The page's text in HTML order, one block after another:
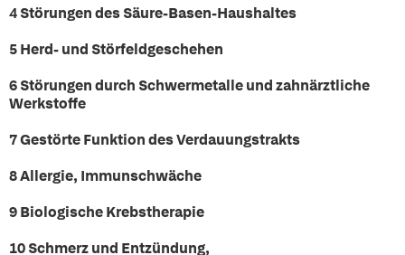
4 Störungen des Säure-Basen-Haushaltes
5 Herd- und Störfeldgeschehen
6 Störungen durch Schwermetalle und zahnärztliche
Werkstoffe
7 Gestörte Funktion des Verdauungstrakts
8 Allergie, Immunschwäche
9 Biologische Krebstherapie
10 Schmerz und Entzündung,